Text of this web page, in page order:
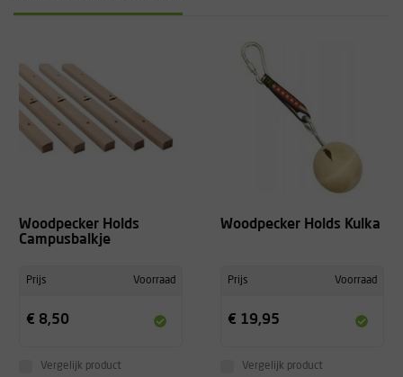
Woodpecker Holds
Campusbalkje
Prijs Voorraad
€ 8,50
Vergelijk product
Woodpecker Holds Kulka
Prijs Voorraad
€ 19,95
Vergelijk product